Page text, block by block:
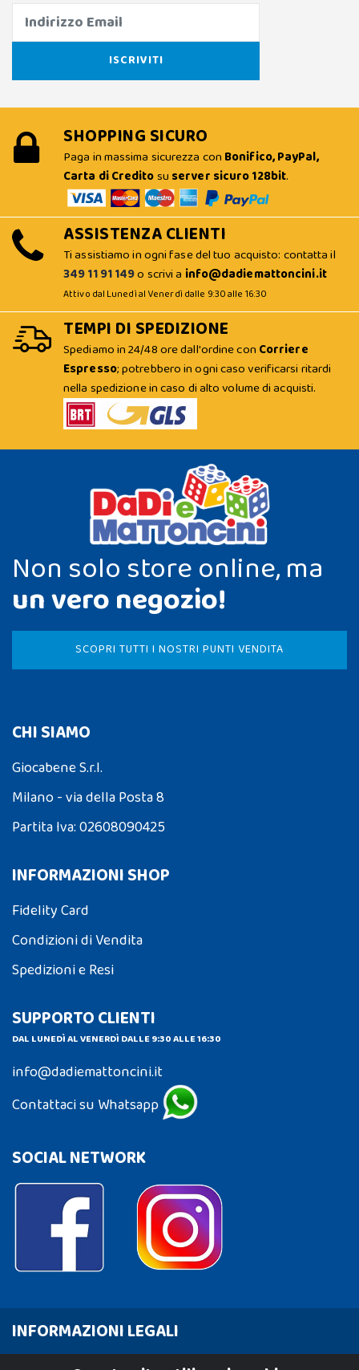
SHOPPING SICURO
Paga in massima sicurezza con Bonifico, PayPal,
Carta di Creditosu server sicuro 128bit.
ASSISTENZA CLIENTI
Ti assistiamo in ogni fase del tuo acquisto: contatta il
349 11 91 149o scrivi a info@dadiemattoncini.it
Attivo dal Lunedì al Venerdì dalle 9:30 alle 16:30
TEMPI DI SPEDIZIONE
Spediamo in 24/48 ore dall'ordine con Corriere
Espresso; potrebbero in ogni caso verificarsi ritardi
nella spedizione in caso di alto volume di acquisti.
Non solo store online, ma
un vero negozio!
SCOPRI TUTTI I NOSTRI PUNTI VENDITA
CHI SIAMO
Giocabene S.r.l.
Milano - via della Posta 8
Partita Iva: 02608090425
INFORMAZIONI SHOP
Fidelity Card
Condizioni di Vendita
Spedizioni e Resi
SUPPORTO CLIENTI
DAL LUNEDÌ AL VENERDÌ DALLE 9:30 ALLE 16:30
info@dadiemattoncini.it
Contattaci su Whatsapp
SOCIAL NETWORK
INFORMAZIONI LEGALI